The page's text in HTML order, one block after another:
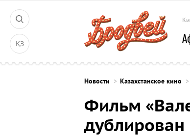
ҚЗ
Новости Казахстанское кино
Фильм
дублирован